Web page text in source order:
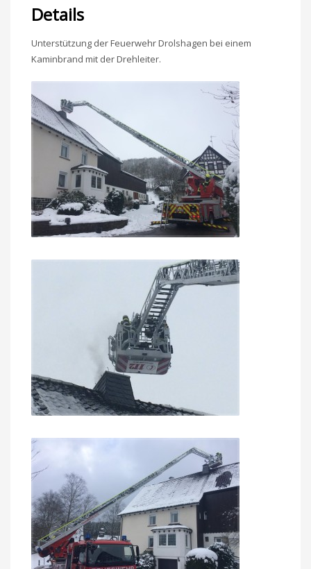
Details
Unterstützung der Feuerwehr Drolshagen bei einem
Kaminbrand mit der Drehleiter.